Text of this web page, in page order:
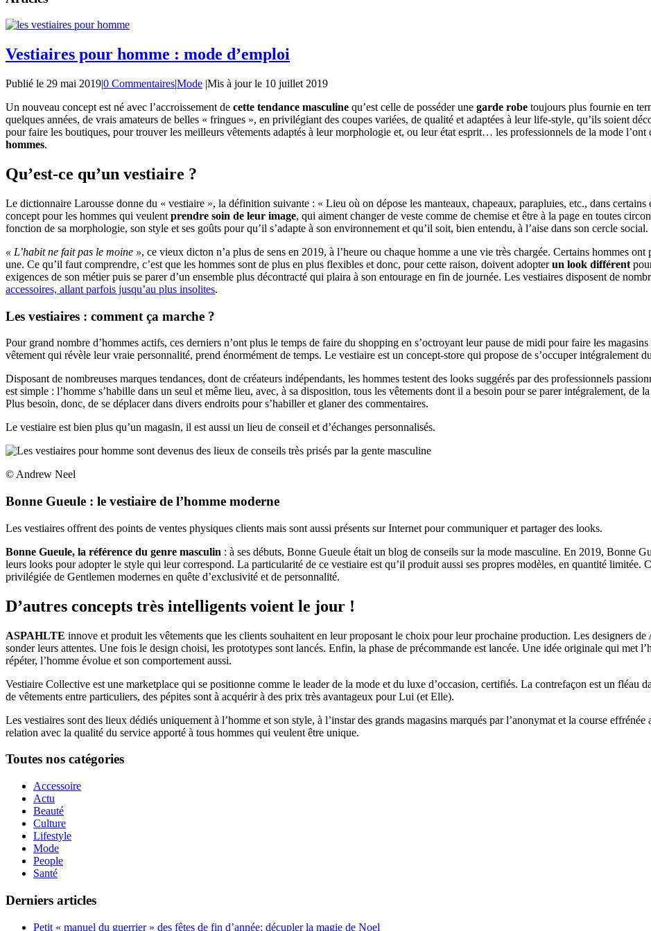
Vestiaires pour homme : mode d’emploi
Publié le 29 mai 2019|0 Commentaires|Mode |Mis à jour le 10 juillet 2019
Un nouveau concept est né avec l’accroissement de cette tendance masculine qu’est celle de posséder une garde robe toujours plus fournie en
quelques années, de vrais amateurs de belles « fringues », en privilégiant des coupes variées, de qualité et adaptées à leur life-style, qu’ils soient
pour faire les boutiques, pour trouver les meilleurs vêtements adaptés à leur morphologie et, ou leur état esprit… les professionnels de la mode
hommes.
Qu’est-ce qu’un vestiaire ?
Le dictionnaire Larousse donne du « vestiaire », la définition suivante : « Lieu où on dépose les manteaux, chapeaux, parapluies, etc., dans certains
concept pour les hommes qui veulent prendre soin de leur image, qui aiment changer de veste comme de chemise et être à la page en toutes
fonction de sa morphologie, son style et ses goûts pour qu’il s’adapte à son environnement et qu’il soit, bien entendu, à l’aise dans son cercle social.
« L’habit ne fait pas le moine », ce vieux dicton n’a plus de sens en 2019, à l’heure ou chaque homme a une vie très chargée. Certains hommes
une. Ce qu’il faut comprendre, c’est que les hommes sont de plus en plus flexibles et donc, pour cette raison, doivent adopterun look différent
exigences de son métier puis se parer d’un ensemble plus décontracté qui plaira à son entourage en fin de journée. Les vestiaires disposent de
accessoires, allant parfois jusqu’au plus insolites.
Les vestiaires : comment ça marche ?
Pour grand nombre d’hommes actifs, ces derniers n’ont plus le temps de faire du shopping en s’octroyant leur pause de midi pour faire les
vêtement qui révèle leur vraie personnalité, prend énormément de temps. Le vestiaire est un concept-store qui propose de s’occuper intégralement du
Disposant de nombreuses marques tendances, dont de créateurs indépendants, les hommes testent des looks suggérés par des professionnels
est simple : l’homme s’habille dans un seul et même lieu, avec, à sa disposition, tous les vêtements dont il a besoin pour se parer intégralement, de
Plus besoin, donc, de se déplacer dans divers endroits pour s’habiller et glaner des commentaires.
Le vestiaire est bien plus qu’un magasin, il est aussi un lieu de conseil et d’échanges personnalisés.
© Andrew Neel
Bonne Gueule : le vestiaire de l’homme moderne
Les vestiaires offrent des points de ventes physiques clients mais sont aussi présents sur Internet pour communiquer et partager des looks.
Bonne Gueule, la référence du genre masculin : à ses débuts, Bonne Gueule était un blog de conseils sur la mode masculine. En 2019, Bonne
leurs looks pour adopter le style qui leur correspond. La particularité de ce vestiaire est qu’il produit aussi ses propres modèles, en quantité limitée.
privilégiée de Gentlemen modernes en quête d’exclusivité et de personnalité.
D’autres concepts très intelligents voient le jour !
ASPAHLTE innove et produit les vêtements que les clients souhaitent en leur proposant le choix pour leur prochaine production. Les designers
sonder leurs attentes. Une fois le design choisi, les prototypes sont lancés. Enfin, la phase de précommande est lancée. Une idée originale qui met
répéter, l’homme évolue et son comportement aussi.
Vestiaire Collective est une marketplace qui se positionne comme le leader de la mode et du luxe d’occasion, certifiés. La contrefaçon est un fléau
de vêtements entre particuliers, des pépites sont à acquérir à des prix très avantageux pour Lui (et Elle).
Les vestiaires sont des lieux dédiés uniquement à l’homme et son style, à l’instar des grands magasins marqués par l’anonymat et la course
relation avec la qualité du service apporté à tous hommes qui veulent être unique.
Toutes nos catégories
Accessoire
Actu
Beauté
Culture
Lifestyle
Mode
People
Santé
Derniers articles
Petit « manuel du guerrier » des fêtes de fin d’année: décupler la magie de Noel